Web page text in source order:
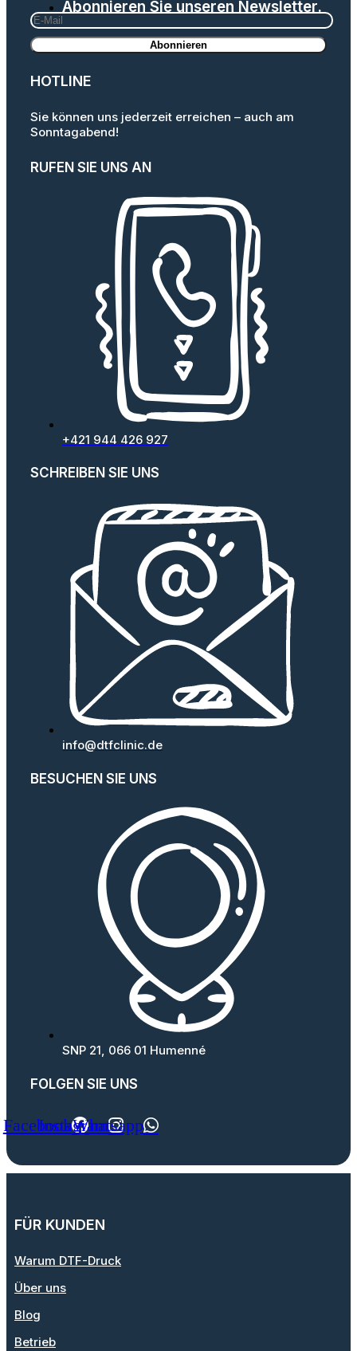
Abonnieren Sie unseren Newsletter.
HOTLINE
Sie können uns jederzeit erreichen – auch am
Sonntagabend!
RUFEN SIE UNS AN
+421 944 426 927
SCHREIBEN SIE UNS
info@dtfclinic.de
BESUCHEN SIE UNS
SNP 21, 066 01 Humenné
FOLGEN SIE UNS
FacebookInstagramWhatsapp
FÜR KUNDEN
Warum DTF-Druck
Über uns
Blog
Betrieb